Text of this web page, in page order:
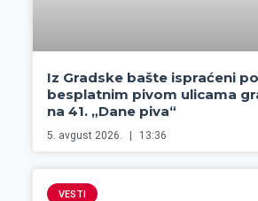
Iz Gradske bašte ispraćeni
besplatnim pivom ulicama
na 41. „Dane piva“
5. avgust 2026. 13:36
VESTI